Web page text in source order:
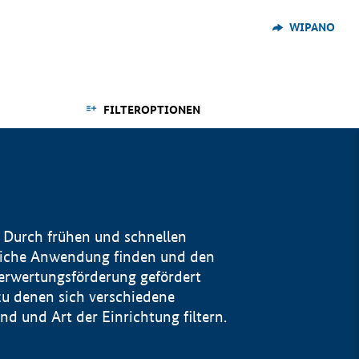
WIPANO
FILTEROPTIONEN
frühen und schnellen
Anwendung finden und den
gefördert
denen sich verschiedene
und Art der Einrichtung filtern.